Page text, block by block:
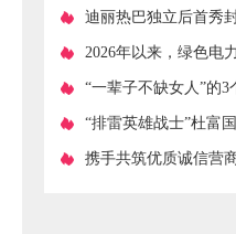
垂、沙尔克、摩德纳
迪丽热巴独立后首秀
剧未播先火内娱独美
​2026年以来，绿色电
幅排行榜。
​“一辈子不缺女人”的
十足，经常招蜂引蝶!
​“排雷英雄战士”杜富
携手共筑优质诚信营